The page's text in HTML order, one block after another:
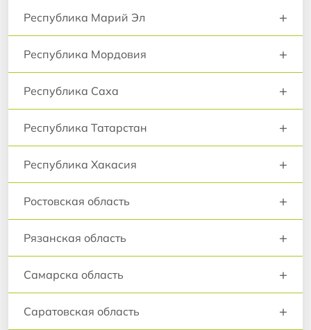
Республика Марий Эл +
Республика Мордовия +
Республика Саха +
Республика Татарстан +
Республика Хакасия +
Ростовская область +
Рязанская область +
Самарска область +
Саратовская область +